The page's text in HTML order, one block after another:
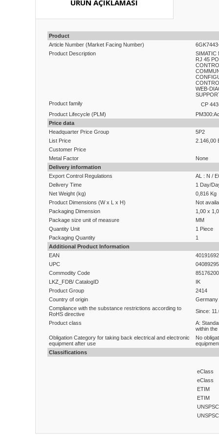
ÜRÜN AÇIKLAMASI
Product
Article Number (Market Facing Number)
Product Description
SIMATIC
RJ 45
WEB-
Product family
CP
Product Lifecycle (PLM)
Price data
Headquarter Price Group
5P2
List Price
2.146,00
Customer Price
Metal Factor
None
Delivery information
Export Control Regulations
AL : N /
Delivery Time
1 Day/
Net Weight (kg)
0,816 Kg
Product Dimensions (W x L x H)
Not
Packaging Dimension
1,00 x
Package size unit of measure
MM
Quantity Unit
1 Piece
Packaging Quantity
1
Additional Product Information
EAN
UPC
Commodity Code
85176200
LKZ_FDB/ CatalogID
IK
Product Group
2414
Country of origin
Germany
Compliance with the substance restrictions according to
RoHS directive
Since:
Product class
A:
within the
Obligation Category for taking back electrical and electronic
equipment after use
No
Classifications
eClass
eClass
ETIM
ETIM
UNSPSC
UNSPSC